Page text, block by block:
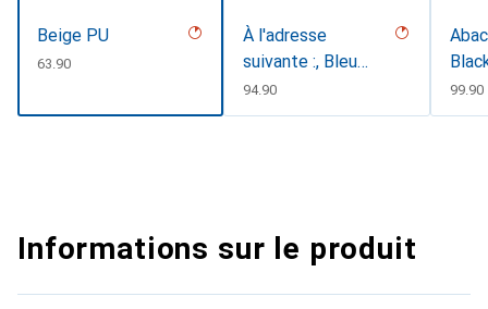
Beige PU
CHF
63.90
À l'adresse
suivante :, Bleu
oc&eacutecutede
nt
CHF
94.90 CHF
99.90
Informations sur le produit